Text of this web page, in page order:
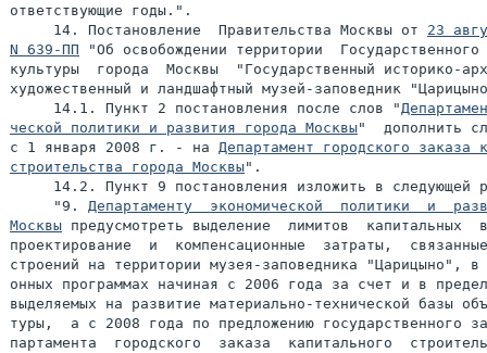
ответствующие годы.".
     14. Постановление  Правительства Москвы от
23
N 639-ПП "Об освобождении территории  Государственного
культуры  города  Москвы  "Государственный историко-
художественный и ландшафтный музей-заповедник
     14.1. Пункт 2 постановления после слов "
ческой политики и развития города Москвы"  дополнить
с 1 января 2008 г. - на Департамент городского заказа
строительства города Москвы".
14.2. Пункт 9 постановления изложить в следующей
     "9.
Департаменту  экономической  политики  и
Москвы предусмотреть выделение  лимитов  капитальных
проектирование  и  компенсационные  затраты,
строений на территории музея-заповедника "Царицыно", в
онных программах начиная с 2006 года за счет и в
выделяемых на развитие материально-технической базы
туры,  а с 2008 года по предложению государственного
партамента  городского  заказа  капитального